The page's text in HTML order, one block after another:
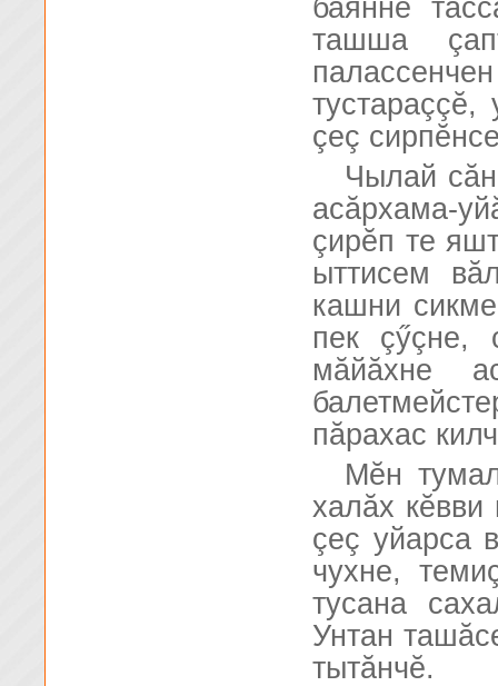
баянне
ташша
çеç
Чылай
асăрхама-
çирĕп те
ыттисем
кашни
пек çӳçне,
мăйăхне
пăрахас
Мĕн
халăх кĕвви
çеç уйарса
чухне,
тусана
Унтан
тытăнчĕ.